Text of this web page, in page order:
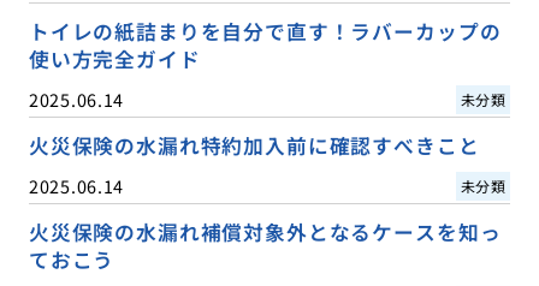
トイレの紙詰まりを自分で直す！ラバーカップの
使い方完全ガイド
2025.06.14 未分類
火災保険の水漏れ特約加入前に確認すべきこと
2025.06.14 未分類
火災保険の水漏れ補償対象外となるケースを知っ
ておこう